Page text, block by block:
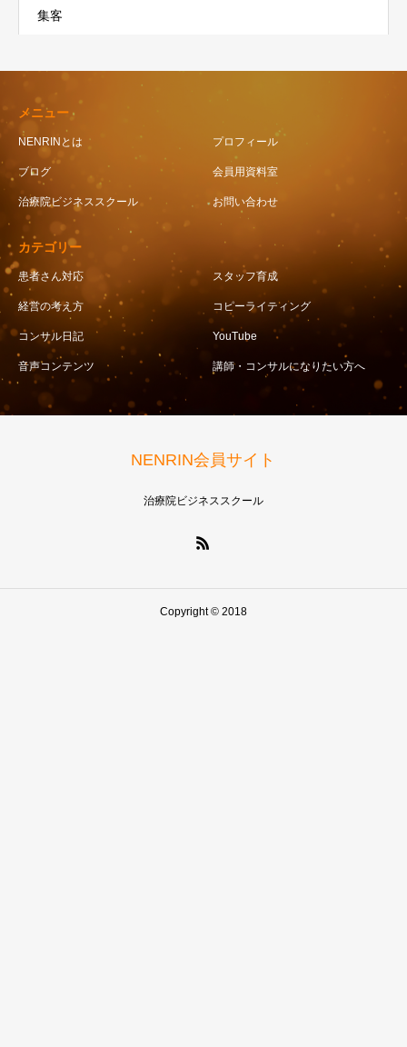
集客
メニュー
NENRINとは プロフィール
ブログ 会員用資料室
治療院ビジネススクール お問い合わせ
カテゴリー
患者さん対応 スタッフ育成
経営の考え方 コピーライティング
コンサル日記 YouTube
音声コンテンツ 講師・コンサルになりたい方へ
NENRIN会員サイト
治療院ビジネススクール
Copyright © 2018